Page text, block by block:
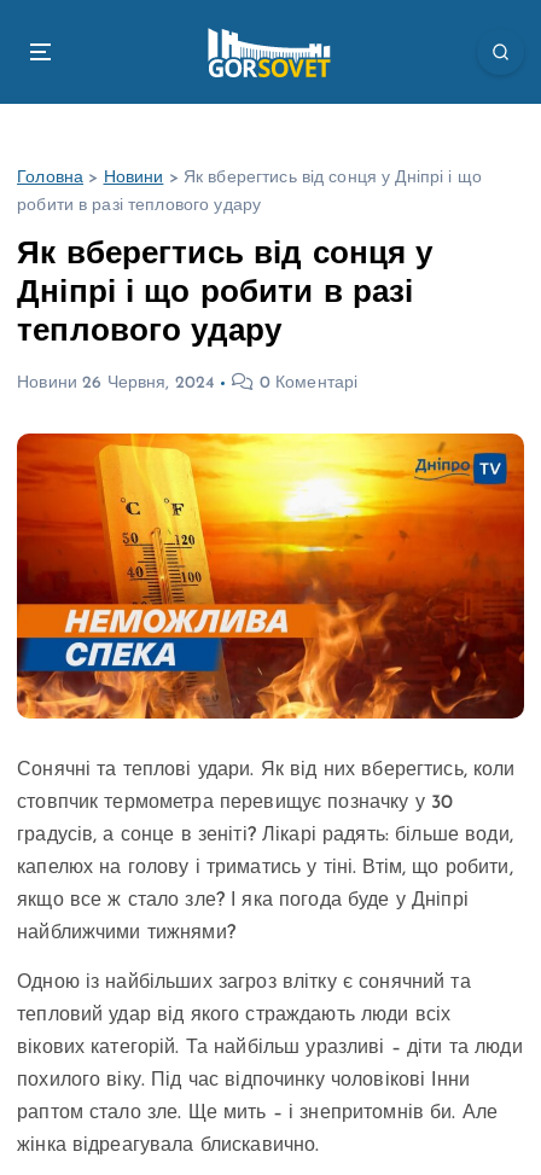
Головна > Новини > Як вберегтись від сонця у Дніпрі і що
робити в разі теплового удару
Як вберегтись від сонця у
Дніпрі і що робити в разі
теплового удару
Новини 26 Червня, 2024 0 Коментарі
Сонячні та теплові удари. Як від них вберегтись, коли
стовпчик термометра перевищує позначку у 30
градусів, а сонце в зеніті? Лікарі радять: більше води,
капелюх на голову і триматись у тіні. Втім, що робити,
якщо все ж стало зле? І яка погода буде у Дніпрі
найближчими тижнями?
Одною із найбільших загроз влітку є сонячний та
тепловий удар від якого страждають люди всіх
вікових категорій. Та найбільш уразливі – діти та люди
похилого віку. Під час відпочинку чоловікові Інни
раптом стало зле. Ще мить – і знепритомнів би. Але
жінка відреагувала блискавично.